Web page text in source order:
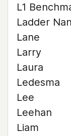
L1
Ladder
Lane
Larry
Laura
Ledesma
Lee
Leehan
Liam